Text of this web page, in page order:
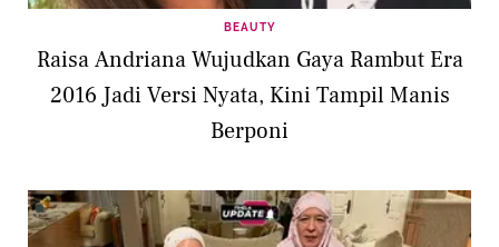
BEAUTY
Raisa Andriana Wujudkan Gaya Rambut Era
2016 Jadi Versi Nyata, Kini Tampil Manis
Berponi